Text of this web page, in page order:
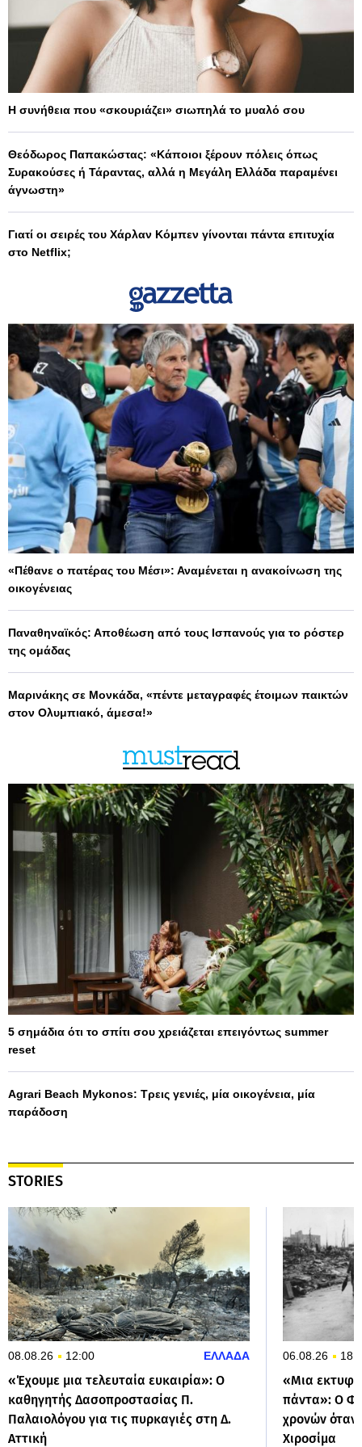
Η συνήθεια που «σκουριάζει» σιωπηλά το μυαλό σου
Θεόδωρος Παπακώστας: «Κάποιοι ξέρουν πόλεις όπως
Συρακούσες ή Τάραντας, αλλά η Μεγάλη Ελλάδα παραμένει
άγνωστη»
Γιατί οι σειρές του Χάρλαν Κόμπεν γίνονται πάντα επιτυχία
στο Netflix;
«Πέθανε ο πατέρας του Μέσι»: Αναμένεται η ανακοίνωση της
οικογένειας
Παναθηναϊκός: Αποθέωση από τους Ισπανούς για το ρόστερ
της ομάδας
Μαρινάκης σε Μονκάδα, «πέντε μεταγραφές έτοιμων παικτών
στον Ολυμπιακό, άμεσα!»
5 σημάδια ότι το σπίτι σου χρειάζεται επειγόντως summer
reset
Agrari Beach Mykonos: Τρεις γενιές, μία οικογένεια, μία
παράδοση
STORIES
08.08.26 12:00 ΕΛΛΑΔΑ
«Έχουμε μια τελευταία ευκαιρία»: Ο
καθηγητής Δασοπροστασίας Π.
Παλαιολόγου για τις πυρκαγιές στη Δ.
Αττική
06.08.26
«Μια
πάντα»: Ο
χρονών
Χιροσίμα